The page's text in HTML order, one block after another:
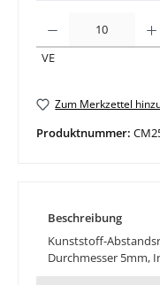
VE
Zum Merkzettel
Produktnummer:
Beschreibung
Kunststoff-
Durchmesser 5mm,